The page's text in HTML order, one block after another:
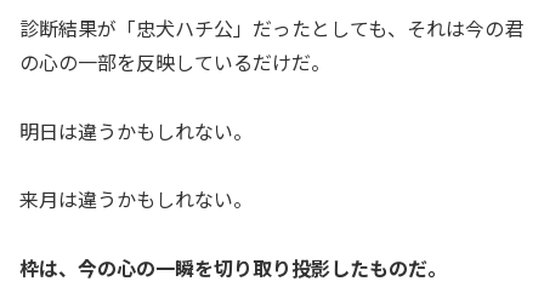
診断結果が「忠犬ハチ公」だったとしても、それは今の君
の心の一部を反映しているだけだ。
明日は違うかもしれない。
来月は違うかもしれない。
枠は、今の心の一瞬を切り取り投影したものだ。